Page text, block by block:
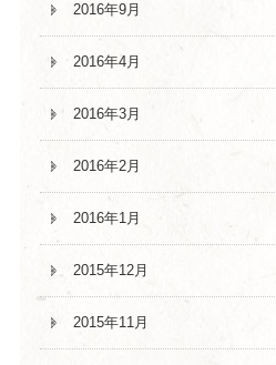
2016年9月
2016年4月
2016年3月
2016年2月
2016年1月
2015年12月
2015年11月